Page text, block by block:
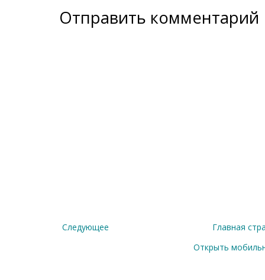
Отправить комментарий
Следующее
Главная
Открыть